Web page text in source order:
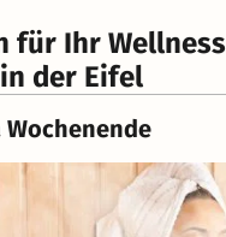
für Ihr Wellness
der Eifel
Wochenende